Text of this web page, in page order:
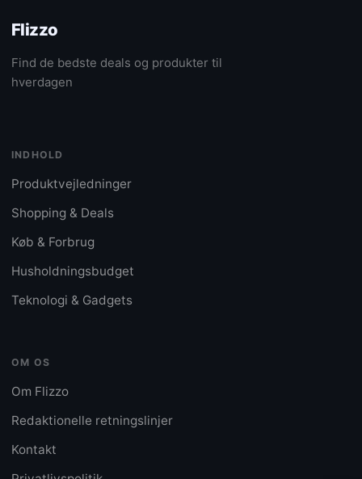
Flizzo
Find de bedste deals og produkter til
hverdagen
INDHOLD
Produktvejledninger
Shopping & Deals
Køb & Forbrug
Husholdningsbudget
Teknologi & Gadgets
OM OS
Om Flizzo
Redaktionelle retningslinjer
Kontakt